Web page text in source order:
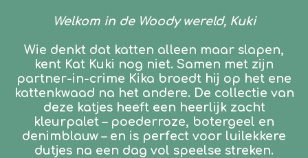
Welkom in de Woody wereld, Kuki
Wie denkt dat katten alleen maar slapen,
kent Kat Kuki nog niet. Samen met zijn
partner-in-crime Kika broedt hij op het ene
kattenkwaad na het andere. De collectie van
deze katjes heeft een heerlijk zacht
kleurpalet – poederroze, botergeel en
denimblauw – en is perfect voor luilekkere
dutjes na een dag vol speelse streken.